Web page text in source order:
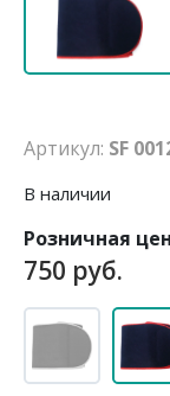
Артикул: SF
В наличии
Розничная
750 руб.